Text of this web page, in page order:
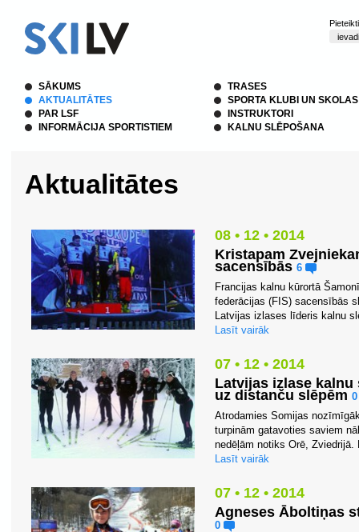
SĀKUMS
AKTUALITĀTES
PAR LSF
INFORMĀCIJA SPORTISTIEM
TRASES
SPORTA KLUBI UN SKOLAS
INSTRUKTORI
KALNU SLĒPOŠANA
Aktualitātes
08 • 12 • 2014
Kristapam
sacensībās 6
Francijas kalnu kūrortā
federācijas (FIS) sacensībās
Latvijas izlases līderis kalnu
Lasīt vairāk
07 • 12 • 2014
Latvijas izlase
uz distanču slēpēm
Atrodamies Somijas
turpinām gatavoties saviem
nedēļām notiks Orē,
Lasīt vairāk
07 • 12 • 2014
Agneses Āboltiņas
0